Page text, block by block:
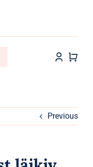
Previous